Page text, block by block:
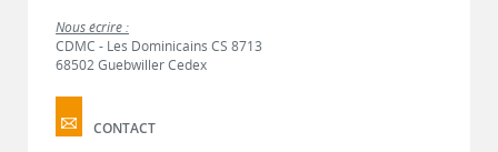
Nous écrire :
CDMC - Les Dominicains CS 8713
68502 Guebwiller Cedex
CONTACT